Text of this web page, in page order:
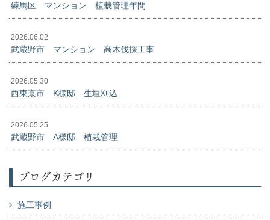
練馬区 マンション 植栽管理年間
2026.06.02
武蔵野市 マンション 高木伐採工事
2026.05.30
西東京市 K様邸 生垣刈込
2026.05.25
武蔵野市 A様邸 植栽管理
ブログカテゴリ
施工事例